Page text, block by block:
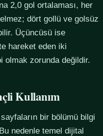
2,0 gol ortalaması, her
dört gollü ve golsüz
Üçüncüsü ise
hareket eden iki
olmak zorunda değildir.
Kullanım
bir bölümü bilgi
nedenle temel dijital